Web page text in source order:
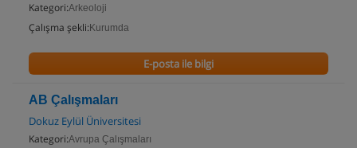
Kategori:Arkeoloji
Çalışma şekli: Kurumda
E-posta ile bilgi
AB Çalışmaları
Dokuz Eylül Üniversitesi
Kategori:Avrupa Çalışmaları